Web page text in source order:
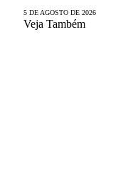
5 DE AGOSTO DE 2026
Veja Também